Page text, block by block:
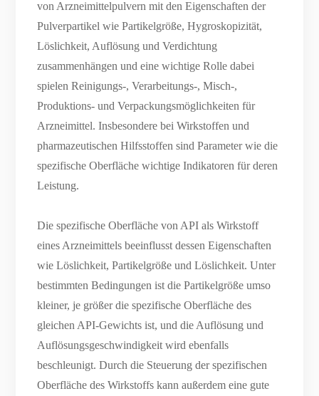
von Arzneimittelpulvern mit den Eigenschaften der
Pulverpartikel wie Partikelgröße, Hygroskopizität,
Löslichkeit, Auflösung und Verdichtung
zusammenhängen und eine wichtige Rolle dabei
spielen Reinigungs-, Verarbeitungs-, Misch-,
Produktions- und Verpackungsmöglichkeiten für
Arzneimittel. Insbesondere bei Wirkstoffen und
pharmazeutischen Hilfsstoffen sind Parameter wie die
spezifische Oberfläche wichtige Indikatoren für deren
Leistung.
Die spezifische Oberfläche von API als Wirkstoff
eines Arzneimittels beeinflusst dessen Eigenschaften
wie Löslichkeit, Partikelgröße und Löslichkeit. Unter
bestimmten Bedingungen ist die Partikelgröße umso
kleiner, je größer die spezifische Oberfläche des
gleichen API-Gewichts ist, und die Auflösung und
Auflösungsgeschwindigkeit wird ebenfalls
beschleunigt. Durch die Steuerung der spezifischen
Oberfläche des Wirkstoffs kann außerdem eine gute